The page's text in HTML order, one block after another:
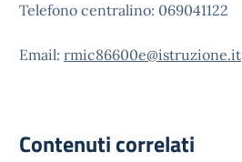
Telefono centralino: 069041122
Email: rmic86600e@istruzione.it
Contenuti correlati